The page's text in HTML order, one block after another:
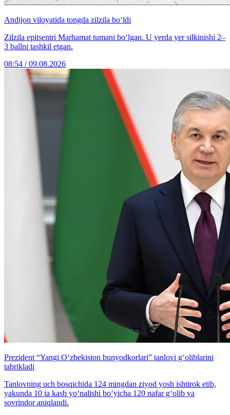
Andijon viloyatida tongda zilzila bo‘ldi
Zilzila epitsentri Marhamat tumani bo‘lgan. U yerda yer silkinishi 2–
3 ballni tashkil etgan.
08:54 / 09.08.2026
Prezident “Yangi O‘zbekiston bunyodkorlari” tanlovi g‘oliblarini
tabrikladi
Tanlovning uch bosqichida 124 mingdan ziyod yosh ishtirok etib,
yakunda 10 ta kasb yo‘nalishi bo‘yicha 120 nafar g‘olib va
sovrindor aniqlandi.